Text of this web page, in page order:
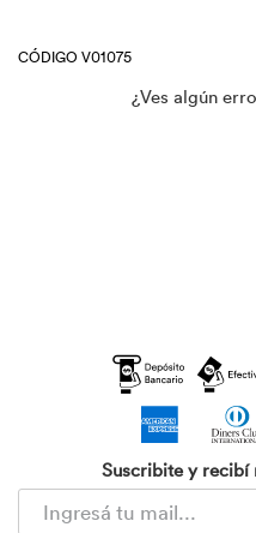
CÓDIGO V01075
¿Ves algún
Suscribite y recibí